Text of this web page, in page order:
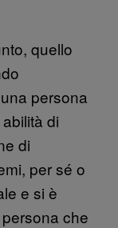
quello
persona
di
di
per sé o
e si è
che